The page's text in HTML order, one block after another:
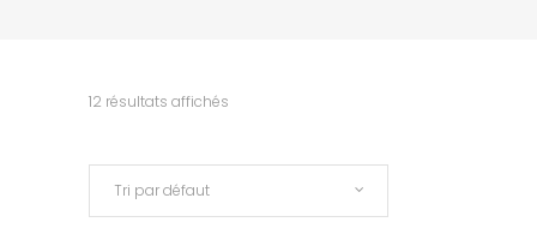
12 résultats affichés
Tri par défaut